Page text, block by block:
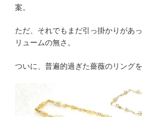
案。
ただ、それでもまだ引っ掛かりがあ
リュームの無さ。
ついに、普遍的過ぎた薔薇のリングを